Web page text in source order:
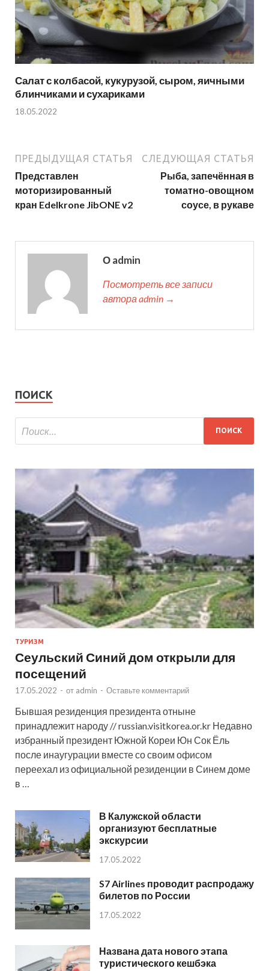
Салат с колбасой, кукурузой, сыром, яичными
блинчиками и сухариками
18.05.2022
ПРЕДЫДУЩАЯ СТАТЬЯ
Представлен
моторизированный
кран Edelkrone JibONE v2
СЛЕДУЮЩАЯ СТАТЬЯ
Рыба, запечённая в
томатно-овощном
соусе, в рукаве
О admin
Посмотреть все записи
автора admin →
ПОИСК
ТУРИЗМ
Сеульский Синий дом открыли для
посещений
17.05.2022 - от admin - Оставьте комментарий
Бывшая резиденция президента отныне
принадлежит народу // russian.visitkorea.or.kr Недавно
избранный президент Южной Кореи Юн Сок Ёль
после инаугурации вместе со своим офисом
переехал из официальной резиденции в Синем доме
в …
В Калужской области
организуют бесплатные
экскурсии
17.05.2022
S7 Airlines проводит распродажу
билетов по России
17.05.2022
Названа дата нового этапа
туристического кешбэка